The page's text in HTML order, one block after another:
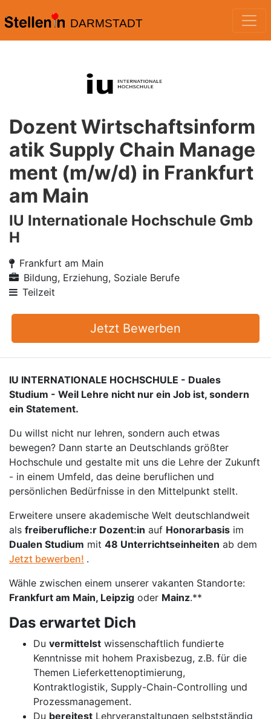
DARMSTADT
Dozent Wirtschaftsinform
atik Supply Chain Manage
ment (m/w/d) in Frankfurt
am Main
IU Internationale Hochschule Gmb
H
Frankfurt am Main
Bildung, Erziehung, Soziale Berufe
Teilzeit
Jetzt Bewerben
IU INTERNATIONALE HOCHSCHULE - Duales
Studium - Weil Lehre nicht nur ein Job ist, sondern
ein Statement.
Du willst nicht nur lehren, sondern auch etwas
bewegen? Dann starte an Deutschlands größter
Hochschule und gestalte mit uns die Lehre der Zukunft
- in einem Umfeld, das deine beruflichen und
persönlichen Bedürfnisse in den Mittelpunkt stellt.
Erweitere unsere akademische Welt deutschlandweit
als freiberufliche:r Dozent:in auf Honorarbasis im
Dualen Studium mit 48 Unterrichtseinheiten ab dem
Jetzt bewerben! .
Wähle zwischen einem unserer vakanten Standorte:
Frankfurt am Main, Leipzig oder Mainz.**
Das erwartet Dich
Du vermittelst wissenschaftlich fundierte
Kenntnisse mit hohem Praxisbezug, z.B. für die
Themen Lieferkettenoptimierung,
Kontraktlogistik, Supply-Chain-Controlling und
Prozessmanagement.
Du bereitest Lehrveranstaltungen selbstständig